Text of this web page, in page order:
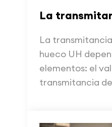
La
La
hueco UH
elementos: el
transmitancia